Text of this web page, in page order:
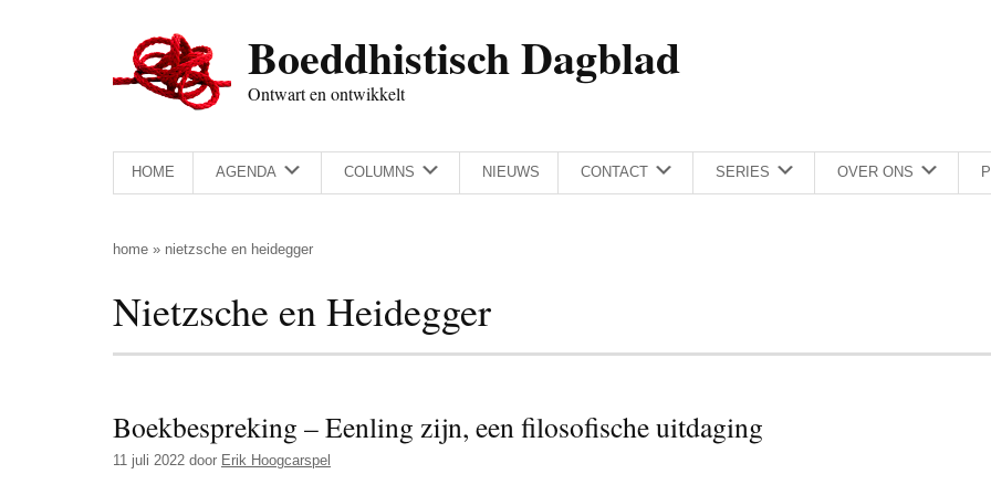
Boeddhistisch Dagblad
Ontwart en ontwikkelt
HOME AGENDA COLUMNS NIEUWS CONTACT SERIES OVER ONS
home » nietzsche en heidegger
Nietzsche en Heidegger
Boekbespreking – Eenling zijn, een filosofische uitdaging
11 juli 2022 door Erik Hoogcarspel